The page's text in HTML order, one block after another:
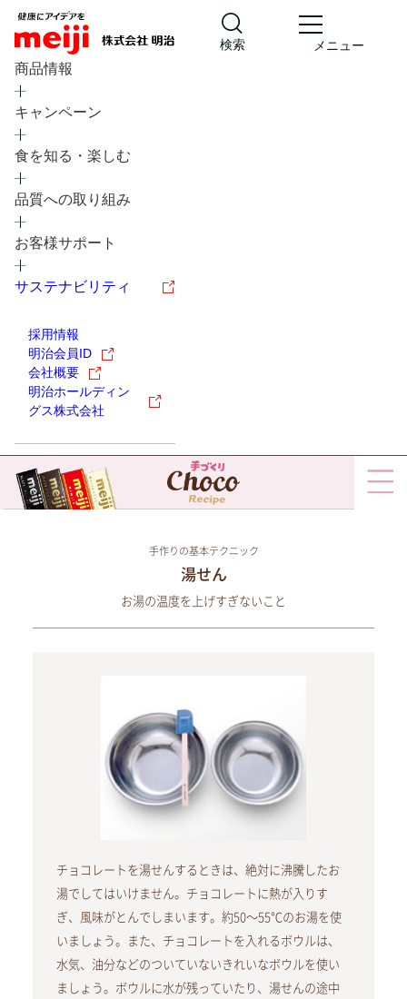
検索 メニュー
商品情報
キャンペーン
食を知る・楽しむ
品質への取り組み
お客様サポート
サステナビリティ
採用情報
明治会員ID
会社概要
明治ホールディン
グス株式会社
手作りの基本テクニック
湯せん
お湯の温度を上げすぎないこと
チョコレートを湯せんするときは、絶対に沸騰したお
湯でしてはいけません。チョコレートに熱が入りす
ぎ、風味がとんでしまいます。約50～55℃のお湯を使
いましょう。また、チョコレートを入れるボウルは、
水気、油分などのついていないきれいなボウルを使い
ましょう。ボウルに水が残っていたり、湯せんの途中